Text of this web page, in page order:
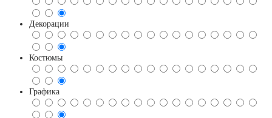
Декорации
Костюмы
Графика